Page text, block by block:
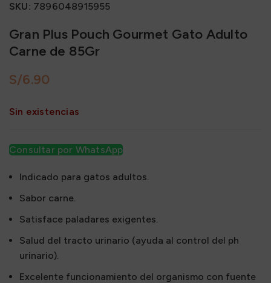
SKU: 7896048915955
Gran Plus Pouch Gourmet Gato Adulto
Carne de 85Gr
S/
Sin existencias
Consultar por WhatsApp
Indicado para gatos adultos.
Sabor carne.
Satisface paladares exigentes.
Salud del tracto urinario (ayuda al control del ph
urinario).
Excelente funcionamiento del organismo con fuente